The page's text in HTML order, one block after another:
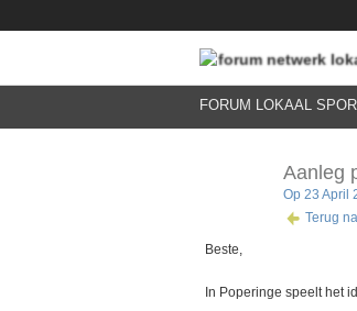
FORUM LOKAAL
Aanleg
Op 23 April
Terug
Beste,
In Poperinge speelt het